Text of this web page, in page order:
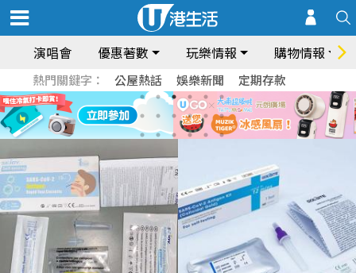
演唱會 優惠著數 玩樂情報 購物情報
熱門關鍵字： 公屋熱話 娛樂新聞 定期存款